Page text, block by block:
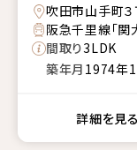
吹田市山手町
阪急千里線「
間取り3LDK
築年月 1974年
詳細を見る